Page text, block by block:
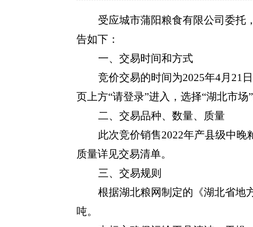
受应城市蒲阳粮食有限公司 委托
告如下：
一、交易时间和方式
竞价交易的时间为2025年4月21
页上方“请登录”进入，选择“湖北市场
二、交易品种、数量、质量
此次竞价销售2022年产县级中晚
质量详见交易清单。
三、交易规则
根据湖北粮网制定的《湖北省地
吨。